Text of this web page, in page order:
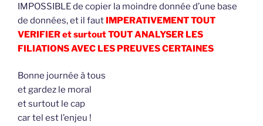
IMPOSSIBLE de copier la moindre donnée d’une base
de données, et il faut IMPERATIVEMENT TOUT
VERIFIER et surtout TOUT ANALYSER LES
FILIATIONS AVEC LES PREUVES CERTAINES
Bonne journée à tous
et gardez le moral
et surtout le cap
car tel est l’enjeu !